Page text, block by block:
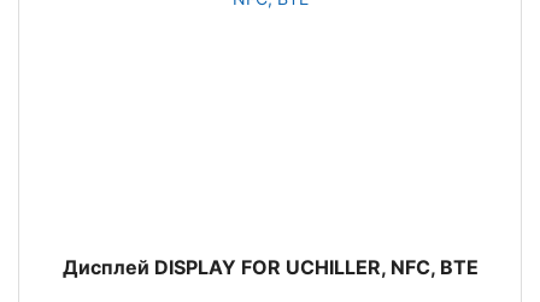
Дисплей DISPLAY FOR UCHILLER, NFC, BTE